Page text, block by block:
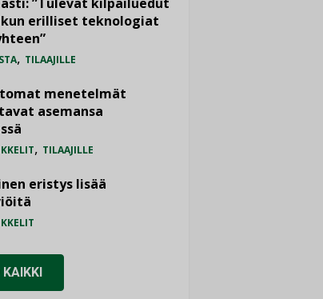
erilliset teknologiat
, TILAAJILLE
menetelmät
asemansa
, TILAAJILLE
eristys lisää